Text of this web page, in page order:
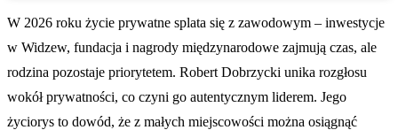
W 2026 roku życie prywatne splata się z zawodowym – inwestycje
w Widzew, fundacja i nagrody międzynarodowe zajmują czas, ale
rodzina pozostaje priorytetem. Robert Dobrzycki unika rozgłosu
wokół prywatności, co czyni go autentycznym liderem. Jego
życiorys to dowód, że z małych miejscowości można osiągnąć